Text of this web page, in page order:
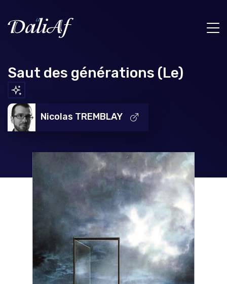
Saut des générations (Le)
Nicolas TREMBLAY